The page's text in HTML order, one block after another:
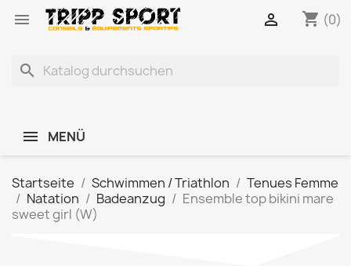
 shopping_cart (0)

search
MENÜ
Startseite Schwimmen / Triathlon
Tenues Femme
Natation
Badeanzug
Ensemble top bikini mare
sweet girl (W)